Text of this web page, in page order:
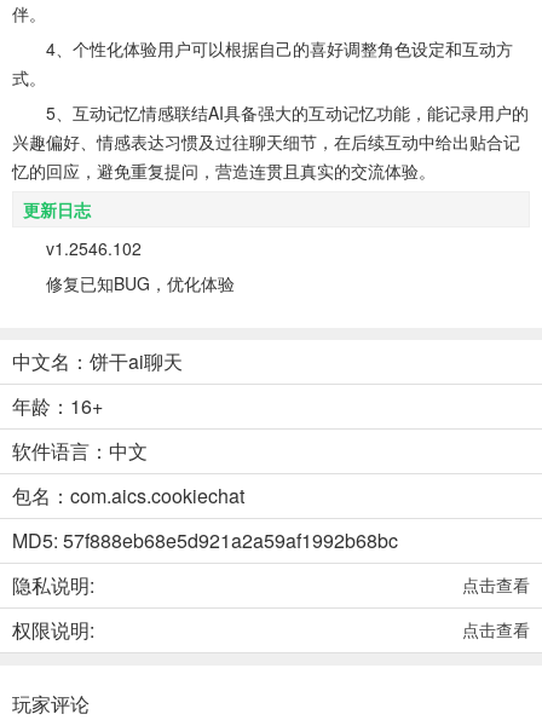
伴。
4、个性化体验用户可以根据自己的喜好调整角色设定和互动方
式。
5、互动记忆情感联结AI具备强大的互动记忆功能，能记录用户的
兴趣偏好、情感表达习惯及过往聊天细节，在后续互动中给出贴合记
忆的回应，避免重复提问，营造连贯且真实的交流体验。
更新日志
v1.2546.102
修复已知BUG，优化体验
中文名：饼干ai聊天
年龄：16+
软件语言：中文
包名：com.aics.cookiechat
MD5: 57f888eb68e5d921a2a59af1992b68bc
隐私说明:
点击查看
权限说明: 点击查看
玩家评论